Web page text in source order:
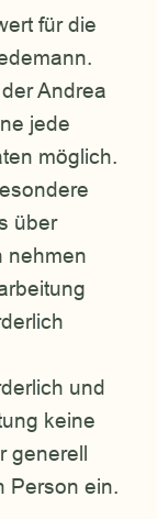
für die
Andrea
jede
möglich.
über
nehmen
und
keine
generell
Person ein.